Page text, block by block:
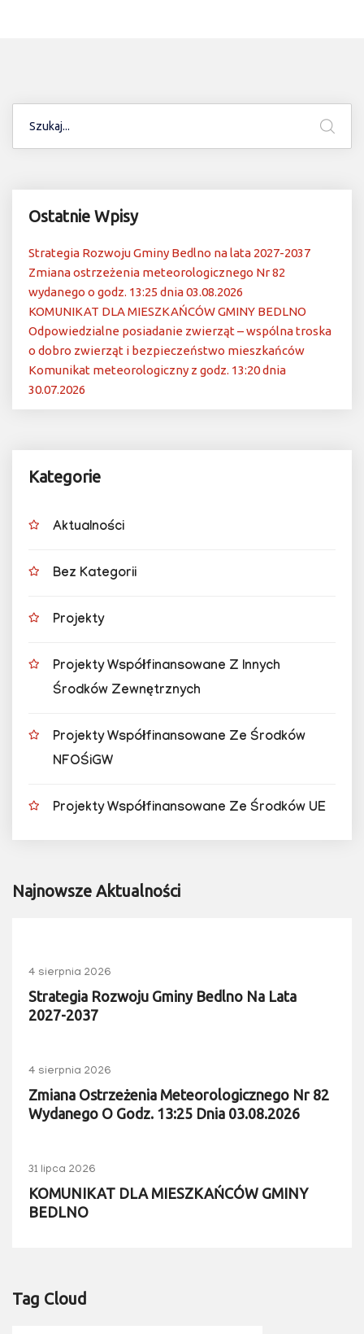
Ostatnie Wpisy
Strategia Rozwoju Gminy Bedlno na lata 2027-2037
Zmiana ostrzeżenia meteorologicznego Nr 82
wydanego o godz. 13:25 dnia 03.08.2026
KOMUNIKAT DLA MIESZKAŃCÓW GMINY BEDLNO
Odpowiedzialne posiadanie zwierząt – wspólna troska
o dobro zwierząt i bezpieczeństwo mieszkańców
Komunikat meteorologiczny z godz. 13:20 dnia
30.07.2026
Kategorie
Aktualności
Bez Kategorii
Projekty
Projekty Współfinansowane Z Innych
Środków Zewnętrznych
Projekty Współfinansowane Ze Środków
NFOŚiGW
Projekty Współfinansowane Ze Środków UE
Najnowsze Aktualności
4 sierpnia 2026
Strategia Rozwoju Gminy Bedlno Na Lata
2027-2037
4 sierpnia 2026
Zmiana Ostrzeżenia Meteorologicznego Nr 82
Wydanego O Godz. 13:25 Dnia 03.08.2026
31 lipca 2026
KOMUNIKAT DLA MIESZKAŃCÓW GMINY
BEDLNO
Tag Cloud